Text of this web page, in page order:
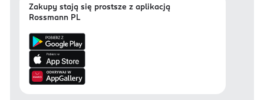
Zakupy stają się prostsze z aplikacją
Rossmann PL